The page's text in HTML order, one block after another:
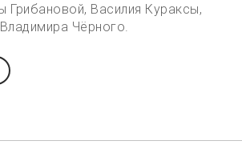
Грибановой, Василия Кураксы,
Чёрного.